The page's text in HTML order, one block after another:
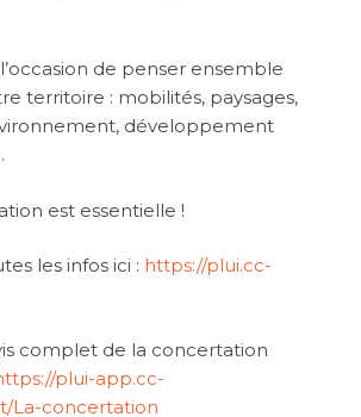
l’occasion de penser ensemble
territoire : mobilités, paysages,
développement
est essentielle !
les infos ici : https://plui.cc-
complet de la concertation
plui-app.cc-
La-concertation